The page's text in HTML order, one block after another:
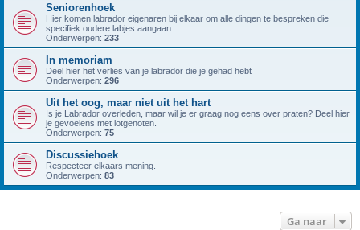
Seniorenhoek
Hier komen labrador eigenaren bij elkaar om alle dingen te bespreken die
specifiek oudere labjes aangaan.
Onderwerpen: 233
In memoriam
Deel hier het verlies van je labrador die je gehad hebt
Onderwerpen: 296
Uit het oog, maar niet uit het hart
Is je Labrador overleden, maar wil je er graag nog eens over praten? Deel hier
je gevoelens met lotgenoten.
Onderwerpen: 75
Discussiehoek
Respecteer elkaars mening.
Onderwerpen: 83
Ga naar